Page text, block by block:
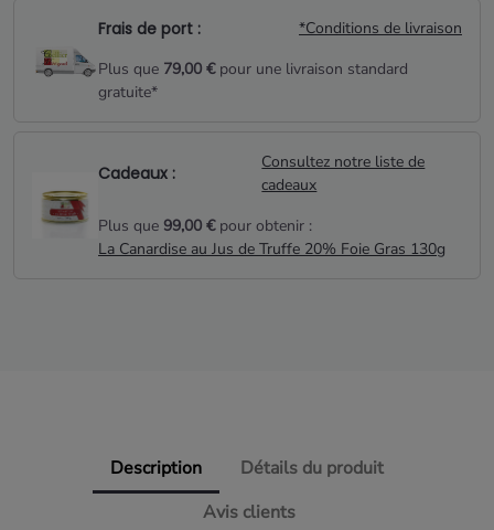
Frais de port :
*Conditions de livraison
Plus que 79,00 €pour une livraison standard
gratuite*
Cadeaux :
Consultez notre liste de
cadeaux
Plus que 99,00 €pour obtenir :
La Canardise au Jus de Truffe 20% Foie Gras 130g
Description
Détails du produit
Avis clients